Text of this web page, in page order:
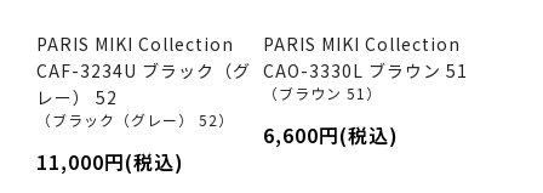
PARIS MIKI Collection
CAF-3234U ブラック（グ
レー） 52
（ブラック（グレー） 52）
11,000円(税込)
PARIS MIKI Collection
CAO-3330L ブラウン 51
（ブラウン 51）
6,600円(税込)